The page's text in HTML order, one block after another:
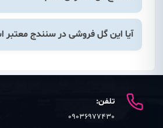
آیا این گل فروشی در سنندج
تلفن:
09036977430